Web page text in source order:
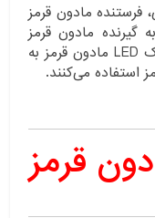
فرستنده مادون قرمز
گیرنده مادون قرمز
خواهد بود. این فرستنده‌ها معمولاً از یک LED مادون قرمز به
استفاده می‌کنند.
قرمز